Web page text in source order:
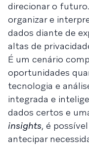
direcionar o
organizar e
dados diante de
altas de
É um cenário
oportunidades
tecnologia e
integrada e
dados certos e
insights, é
antecipar